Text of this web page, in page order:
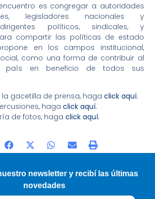
es congregar a autoridades
legisladores nacionales y
políticos, sindicales, y
compartir las políticas de estado
en los campos institucional,
como una forma de contribuir al
país en beneficio de todos sus
la gacetilla de prensa, hagaclick aquí.
hagaclick aquí.
de fotos, hagaclick aquí.
newsletter y recibí las últimas
novedades